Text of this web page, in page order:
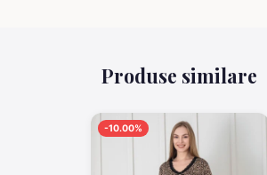
Produse similare
-10.00%